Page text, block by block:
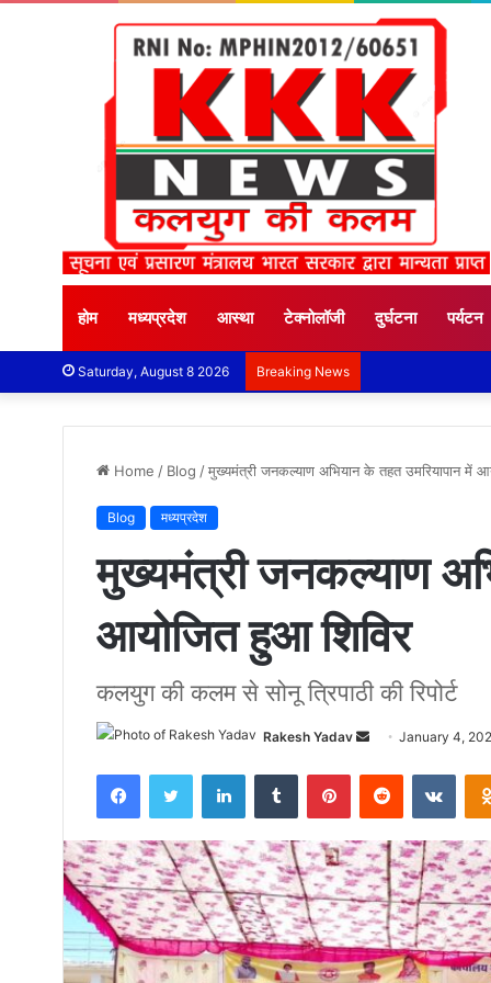
होम मध्यप्रदेश आस्था टेक्नोलॉजी दुर्घटना पर्यटन
Saturday, August 8 2026 Breaking News
Home / Blog /मुख्यमंत्री जनकल्याण अभियान के तहत उमरियापान में
Blog मध्यप्रदेश
मुख्यमंत्री जनकल्याण
आयोजित हुआ शिविर
कलयुग की कलम से सोनू त्रिपाठी की रिपोर्ट
Rakesh Yadav
n
d
n
e
m
a
i
January 4,